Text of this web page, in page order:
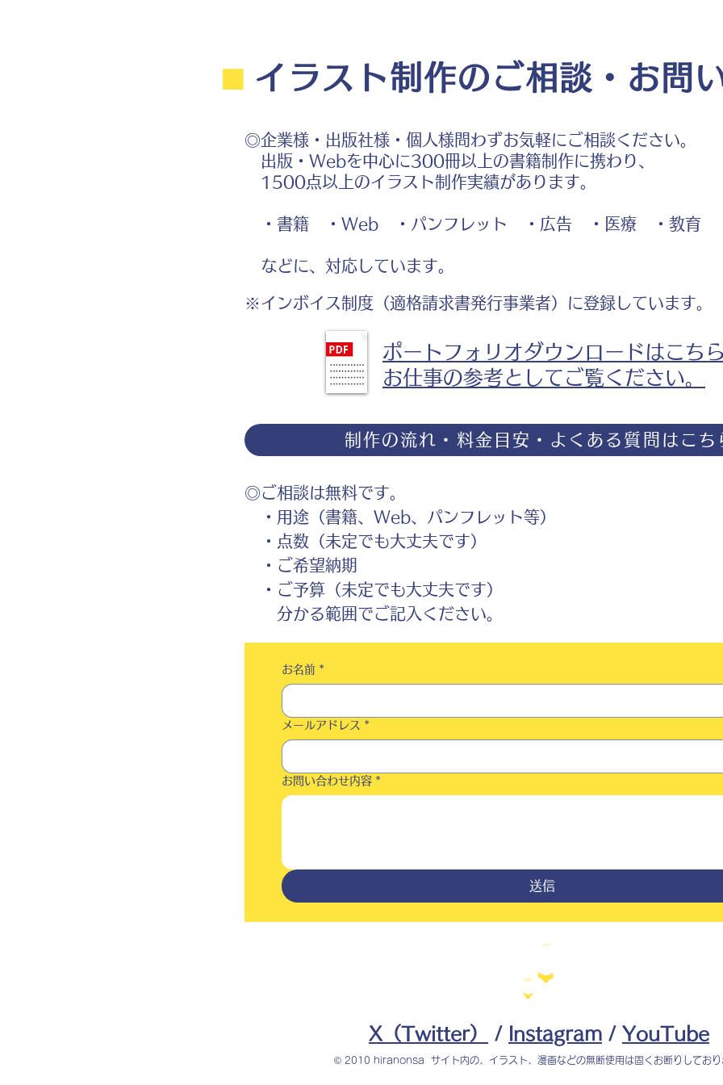
⬛︎ イラスト制作のご相談・お問
◎企業様・出版社様・個人様問わずお気軽にご相談ください。
出版・Webを中心に300冊以上の書籍制作に携わり、
1500点以上のイラスト制作実績があります。
・書籍 ・Web ・パンフレット ・広告 ・医療 ・教育
などに、対応しています。
※インボイス制度（適格請求書発行事業者）に登録しています。
ポートフォリオダウンロードはこち
お仕事の参考としてご覧ください。
制作の流れ・料金目安・よくある質問はこち
◎ご相談は無料です。
・用途（書籍、Web、パンフレット等）
・点数（未定でも大丈夫です）
・ご希望納期
・ご予算（未定でも大丈夫です）
分かる範囲でご記入ください。
お名前 *
メールアドレス *
お問い合わせ内容 *
送信
X（Twitter） / Instagram / YouTube
© 2010 hiranonsa サイト内の、イラスト、漫画などの無断使用は固くお断りしており